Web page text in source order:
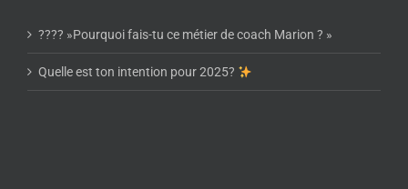
???? »Pourquoi fais-tu ce métier de coach Marion ? »
Quelle est ton intention pour 2025?